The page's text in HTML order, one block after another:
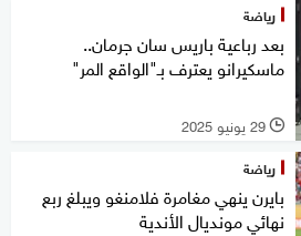
رياضة
بعد رباعية باريس سان جرمان..
ماسكيرانو يعترف بـ"الواقع المر"
l 29 يونيو 2025
رياضة
بايرن ينهي مغامرة فلامنغو ويبلغ ربع
نهائي مونديال الأندية